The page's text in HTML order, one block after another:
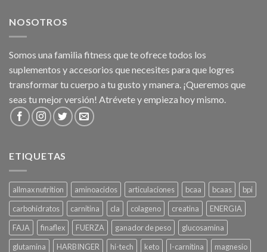
NOSOTROS
Somos una familia fitness que te ofrece todos los
suplementos y accesorios que necesites para que logres
transformar tu cuerpo a tu gusto y manera. ¡Queremos que
seas tu mejor versión! Atrévete y empieza hoy mismo.
ETIQUETAS
allmax nutrition aminoacidos articulaciones bcaa bcaas
bpi
carbohidratos
carnitina cla colageno creatina
ENERGIA
FAJA
finaflex FUERZA ganador de peso
glucosamina
glutamina
HARBINGER hi-tech keto l-carnitina magnesio